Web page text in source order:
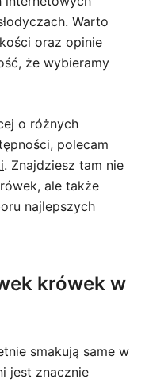
Warto
oraz opinie
że wybieramy
o różnych
polecam
. Znajdziesz tam nie
ale także
najlepszych
krówek w
smakują same w
jest znacznie